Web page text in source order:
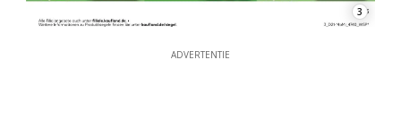
3
ADVERTENTIE